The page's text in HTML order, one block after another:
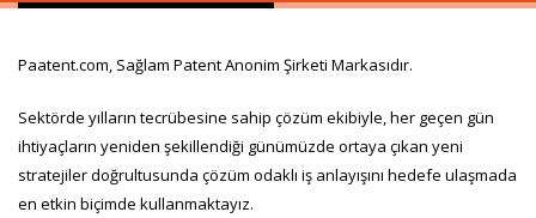
Paatent.com, Sağlam Patent Anonim Şirketi Markasıdır.
Sektörde yılların tecrübesine sahip çözüm ekibiyle, her geçen gün
ihtiyaçların yeniden şekillendiği günümüzde ortaya çıkan yeni
stratejiler doğrultusunda çözüm odaklı iş anlayışını hedefe ulaşmada
en etkin biçimde kullanmaktayız.